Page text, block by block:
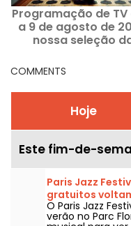
Programação de TV
a 9 de agosto de
nossa seleção
COMMENTS
Hoje
Este fim-de-
Paris Jazz
gratuitos
Floral, a
O Paris Jazz
verão no Parc